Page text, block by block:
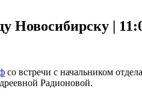
Новосибирску |
со встречи с начальником
Радионовой.